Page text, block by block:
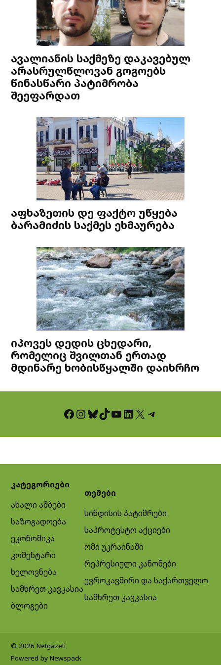
ავალიანის საქმეზე დაკავებულ
არასრულწლოვან გოგოებს
წინასწარი პატიმრობა
შეეფარდათ
აფხაზეთის დე ფაქტო უწყება
ბარამიძის საქმეს ეხმაურება
იპოვეს დედის ცხედარი,
რომელიც შვილთან ერთად
მდინარე ხობისწყალში დაიხრჩო
Facebook InstagramBluesky TikTok YouTube LinkedIn X Telegram
კატეგორიები
ახალი ამბები
საზოგადოება
ეკონომიკა
კომენტარი
ხელოვნება
სამხრეთ კავკასია
ბლოგები
თემები
სინდისის პატიმრები
საპროტესტო აქციები
ომი უკრაინაში
რეპრესიული კანონები
ევროკავშირი და საქართველო
სამხრეთ კავკასია
© 2026 Netgazeti
Powered by Newspack